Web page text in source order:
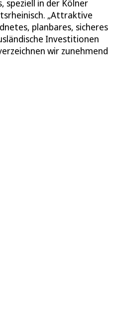
speziell in der Kölner
„Attraktive
planbares, sicheres
Investitionen
wir zunehmend